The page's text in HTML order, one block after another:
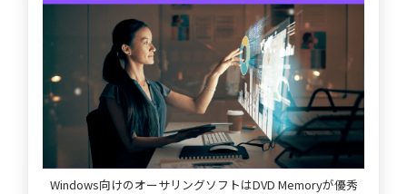
Windows向けのオーサリングソフトはDVD Memoryが優秀